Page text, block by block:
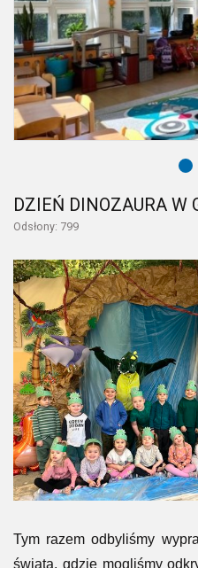
DZIEŃ DINOZAURA W
Odsłony: 799
Tym razem odbyliśmy
świata, gdzie mogliśmy